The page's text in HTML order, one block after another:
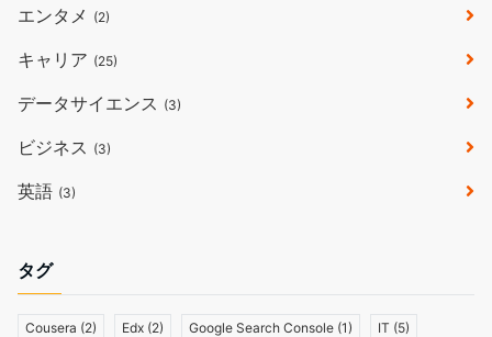
エンタメ (2)
キャリア (25)
データサイエンス (3)
ビジネス (3)
英語 (3)
タグ
Cousera (2) Edx (2) Google Search Console (1) IT (5)